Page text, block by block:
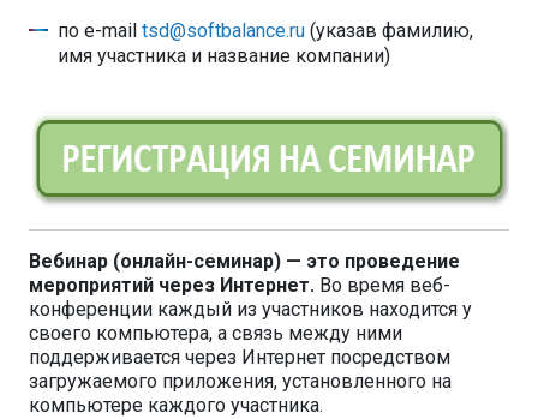
по e-mail tsd@softbalance.ru (указав фамилию,
имя участника и название компании)
Вебинар (онлайн-семинар) — это проведение
мероприятий через Интернет. Во время веб-
конференции каждый из участников находится у
своего компьютера, а связь между ними
поддерживается через Интернет посредством
загружаемого приложения, установленного на
компьютере каждого участника.